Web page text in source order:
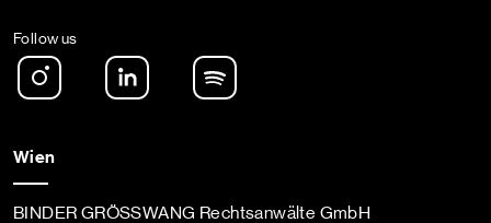
Follow us
Instagram LinkedIn
Wien
BINDER GRÖSSWANG Rechtsanwälte GmbH